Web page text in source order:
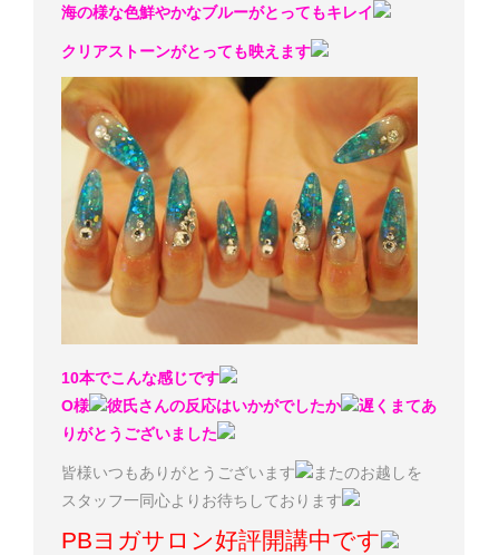
海の様な色鮮やかなブルーがとってもキレイ
クリアストーンがとっても映えます
10本でこんな感じです
O様
彼氏さんの反応はいかがでしたか
遅くまてあ
りがとうございました
皆様いつもありがとうございます
またのお越しを
スタッフ一同心よりお待ちしております
PBヨガサロン好評開講中です